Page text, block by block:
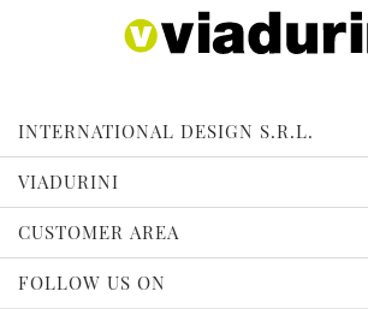
INTERNATIONAL DESIGN S.R.L.
VIADURINI
CUSTOMER AREA
FOLLOW US ON